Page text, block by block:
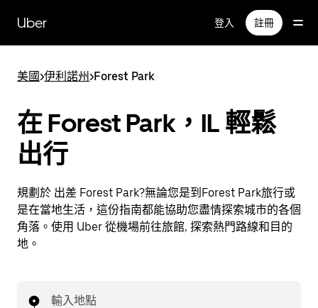
Uber 登入 註冊
美國>伊利諾州>Forest Park
在 Forest Park，IL 輕鬆
出行
規劃於 出差 Forest Park?無論您是到Forest Park旅行或
是在當地生活，這份指南都能協助您盡情探索城市的各個
角落。使用 Uber 從機場前往旅館, 探索熱門路線和目的
地。
輸入地點